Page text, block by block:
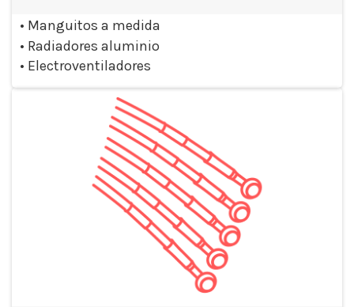
• Manguitos a medida
• Radiadores aluminio
• Electroventiladores